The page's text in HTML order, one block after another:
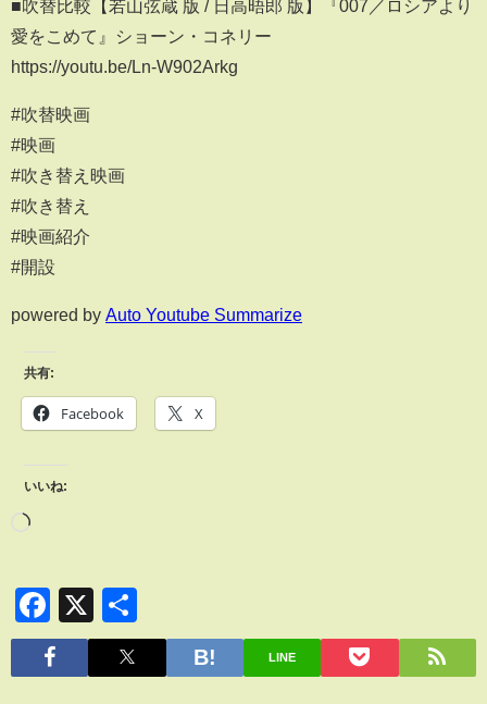
■吹替比較【若山弦蔵 版 / 日高晤郎 版】『007／ロシアより
愛をこめて』ショーン・コネリー
https://youtu.be/Ln-W902Arkg
#吹替映画
#映画
#吹き替え映画
#吹き替え
#映画紹介
#開設
powered by Auto Youtube Summarize
共有:
Facebook X
いいね:
Facebook
X
有
LINE